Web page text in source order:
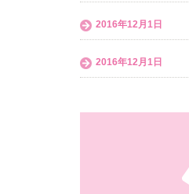
2016年12月1日
2016年12月1日